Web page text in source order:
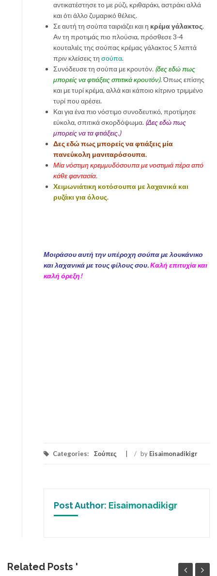
αντικατέστησε το με ρύζι, κριθαράκι, αστράκι αλλά
και ότι άλλο ζυμαρικό θέλεις.
Σε αυτή τη σούπα ταιριάζει και η κρέμα γάλακτος.
Αν τη προτιμάς πιο πλούσια, πρόσθεσε 3-4
κουταλιές της σούπας κρέμας γάλακτος 5 λεπτά
πριν κλείσεις τη σούπα.
Συνόδευσε τη σούπα με κρουτόν. (δες εδώ πως
μπορείς να φτιάξεις σπιτικά κρουτόν). Όπως επίσης
και με τυρί κρέμα, αλλά και κάποιο κίτρινο τριμμένο
τυρί που αρέσει.
Και για ένα πιο νόστιμο συνοδευτικό, προτίμησε
εύκολα, σπιτικά σκορδόψωμα. (Δες εδώ πως
μπορείς να τα φτιάξεις.)
Δες εδώ πως μπορείς να φτιάξεις μία
πανεύκολη μανιταρόσουπα.
Μία νόστιμη κρεμμυδόσουπα με νοστιμιά πέρα από
κάθε φαντασία.
Χειμωνιάτικη κοτόσουπα με λαχανικά και
ρυζάκι για όλους.
Μοιράσου αυτή την υπέροχη σούπα με λουκάνικο
και λαχανικά με τους φίλους σου.Καλή επιτυχία και
καλή όρεξη!
Categories: Σούπες / by Eisaimonadikigr
Post Author: Eisaimonadikigr
Related Posts '